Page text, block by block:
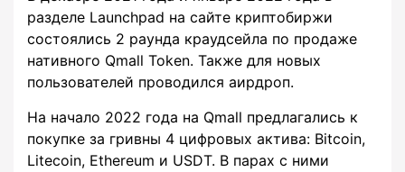
разделе Launchpad на сайте криптобиржи
состоялись 2 раунда краудсейла по продаже
нативного Qmall Token. Также для новых
пользователей проводился аирдроп.
На начало 2022 года на Qmall предлагались к
покупке за гривны 4 цифровых актива: Bitcoin,
Litecoin, Ethereum и USDT. В парах c ними